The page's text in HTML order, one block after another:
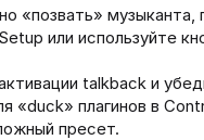
«позвать» музыканта,
или используйте
talkback и
«duck» плагинов в
пресет.